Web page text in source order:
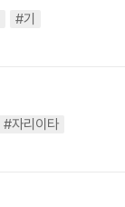
#기
#자리이타